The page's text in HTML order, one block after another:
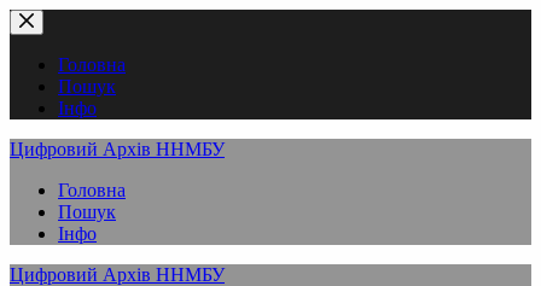
Перейти
до
вмістуГоловна
Пошук
Інфо
Цифровий Архів ННМБУ
Головна
Пошук
Інфо
Цифровий Архів ННМБУ